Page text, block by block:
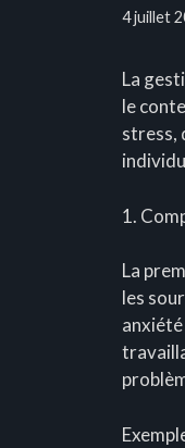
4 juillet
La
le
stress,
1.
La
les